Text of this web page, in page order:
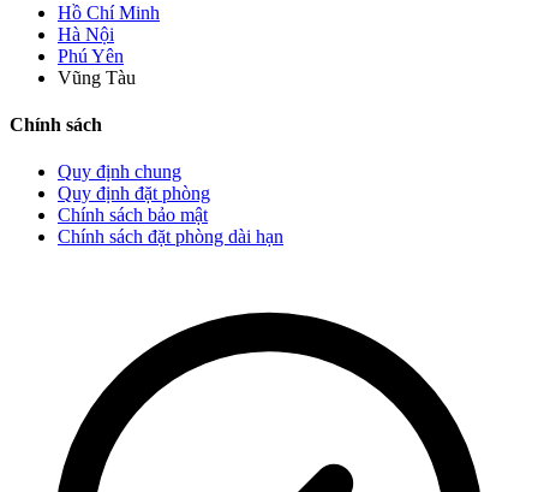
Hồ Chí Minh
Hà Nội
Phú Yên
Vũng Tàu
Chính sách
Quy định chung
Quy định đặt phòng
Chính sách bảo mật
Chính sách đặt phòng dài hạn